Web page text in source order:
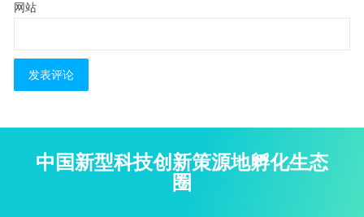
网站
中国新型科技创新策源地孵化生态
圈